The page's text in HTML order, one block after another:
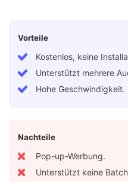
Vorteile
Kostenlos, keine
Unterstützt mehrere
Hohe Geschwindigkeit.
Nachteile
Pop-up-Werbung.
Unterstützt keine